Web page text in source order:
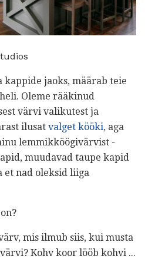
kappide jaoks, määrab teie
Oleme rääkinud
värvi valikutest ja
ilusat valget kööki, aga
lemmikköögivärvist -
muudavad taupe kapid
et nad oleksid liiga
mis ilmub siis, kui musta
Kohv koor lööb kohvi ...